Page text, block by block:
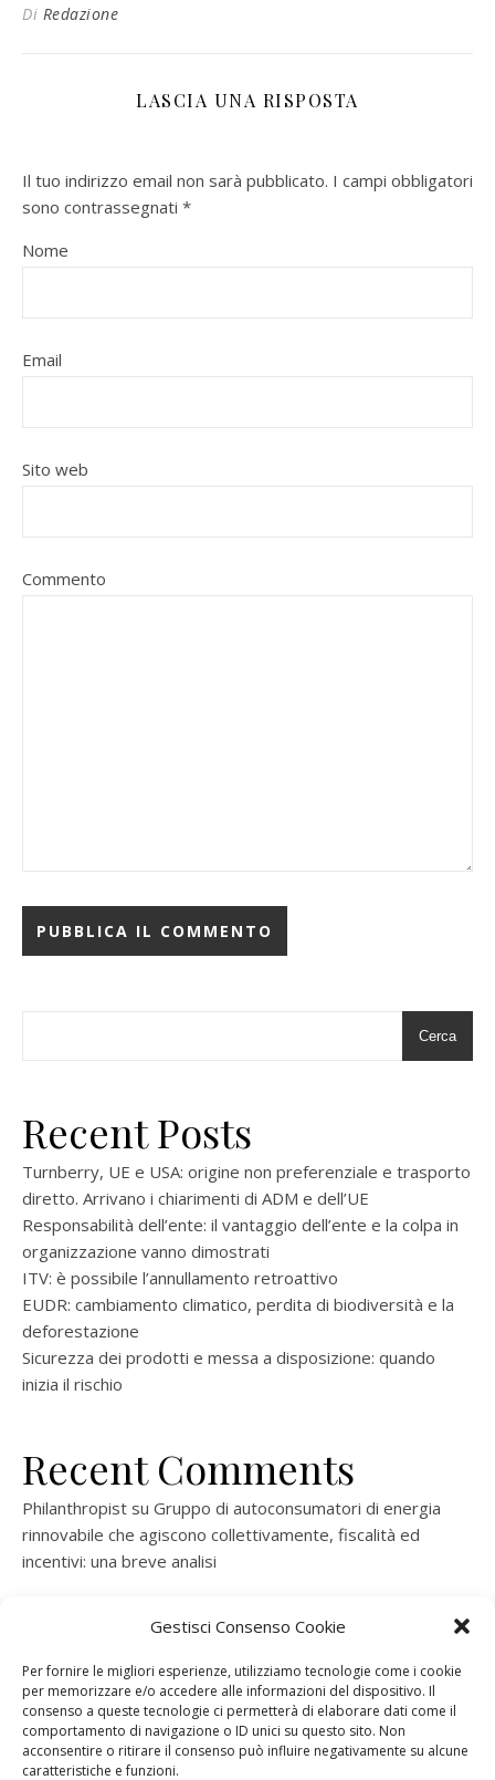
Gestisci Consenso Cookie
Per fornire le migliori esperienze, utilizziamo tecnologie come i cookie
per memorizzare e/o accedere alle informazioni del dispositivo. Il
consenso a queste tecnologie ci permetterà di elaborare dati come il
comportamento di navigazione o ID unici su questo sito. Non
acconsentire o ritirare il consenso può influire negativamente su alcune
caratteristiche e funzioni.
Di Redazione
LASCIA UNA RISPOSTA
Il tuo indirizzo email non sarà pubblicato. I campi obbligatori
sono contrassegnati *
Nome
Email
Sito web
Commento
Cerca
Recent Posts
Turnberry, UE e USA: origine non preferenziale e trasporto
diretto. Arrivano i chiarimenti di ADM e dell’UE
Responsabilità dell’ente: il vantaggio dell’ente e la colpa in
organizzazione vanno dimostrati
ITV: è possibile l’annullamento retroattivo
EUDR: cambiamento climatico, perdita di biodiversità e la
deforestazione
Sicurezza dei prodotti e messa a disposizione: quando
inizia il rischio
Recent Comments
Philanthropist su Gruppo di autoconsumatori di energia
rinnovabile che agiscono collettivamente, fiscalità ed
incentivi: una breve analisi
rinnovabile che agiscono collettivamente, fiscalità ed
ramatogelsuGruppo di autoconsumatori di energia
rinnovabile che agiscono collettivamente, fiscalità ed
incentivi: una breve analisi